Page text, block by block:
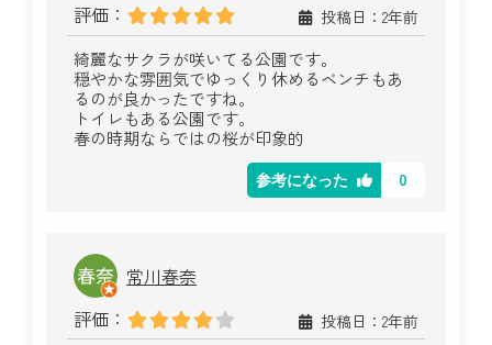
評価：
投稿日：2年前
綺麗なサクラが咲いてる公園です。
穏やかな雰囲気でゆっくり休めるベンチもあ
るのが良かったですね。
トイレもある公園です。
春の時期ならではの桜が印象的
参考になった 0
常川春奈
評価：
投稿日：2年前